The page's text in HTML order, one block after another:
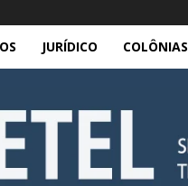
JURÍDICO COLÔNIAS